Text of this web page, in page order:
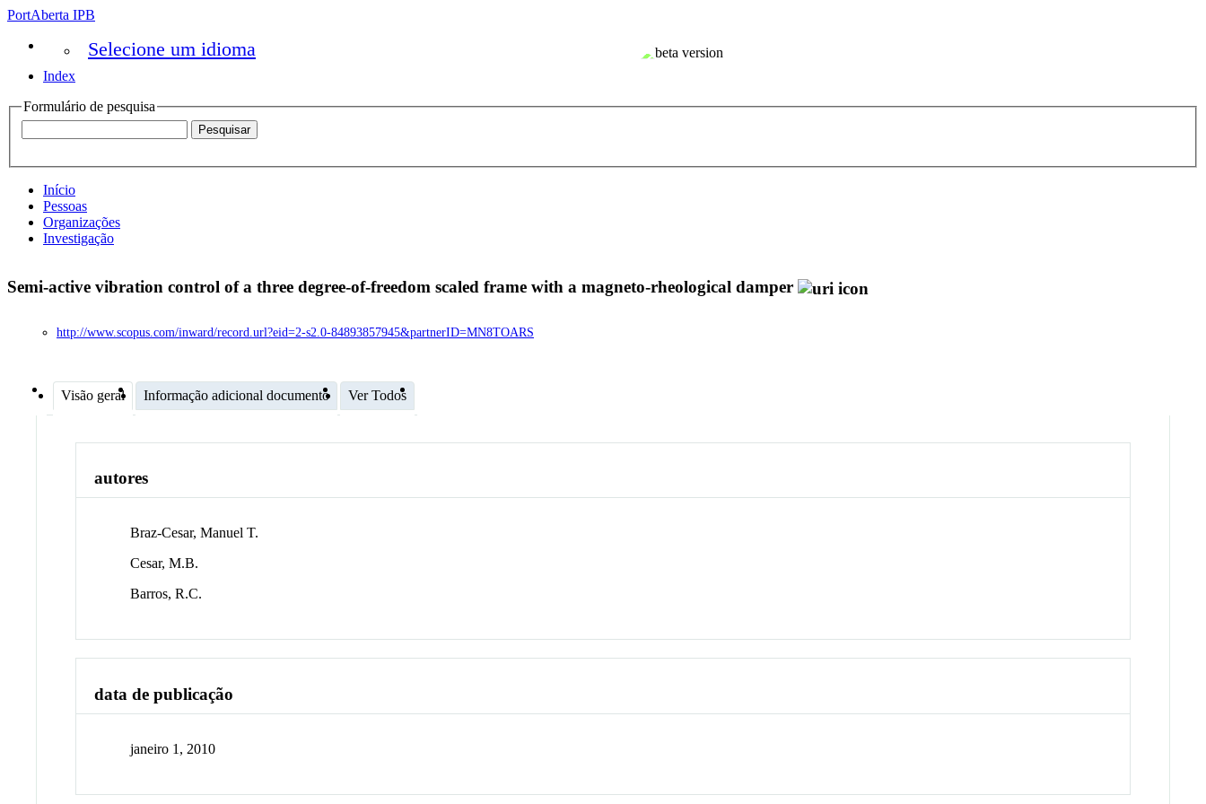
PortAberta IPB
Selecione um idioma
Index
Formulário de pesquisa
Início
Pessoas
Organizações
Investigação
Semi-active vibration control of a three degree-of-freedom scaled frame with a magneto-rheological damper
http://www.scopus.com/inward/record.url?eid=2-s2.0-84893857945&partnerID=MN8TOARS
Visão geral Informação adicional documento Ver Todos
autores
Braz-Cesar, Manuel T.
Cesar, M.B.
Barros, R.C.
data de publicação
janeiro 1, 2010